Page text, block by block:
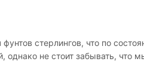
стерлингов, что по
однако не стоит забывать, что